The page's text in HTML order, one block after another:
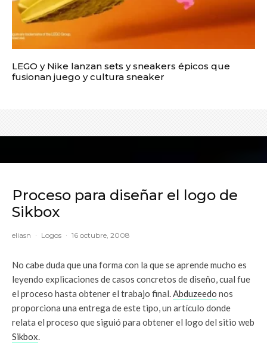
LEGO y Nike lanzan sets y sneakers épicos que
fusionan juego y cultura sneaker
Proceso para diseñar el logo de
Sikbox
eliasn · Logos · 16 octubre, 2008
No cabe duda que una forma con la que se aprende mucho es
leyendo explicaciones de casos concretos de diseño, cual fue
el proceso hasta obtener el trabajo final.Abduzeedo nos
proporciona una entrega de este tipo, un artículo donde
relata el proceso que siguió para obtener el logo del sitio web
Sikbox.